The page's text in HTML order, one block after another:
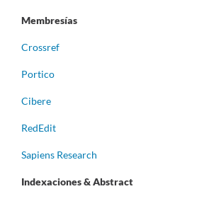
Membresías
Crossref
Portico
Cibere
RedEdit
Sapiens Research
Indexaciones & Abstract